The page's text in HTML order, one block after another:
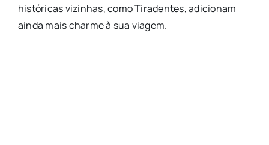
históricas vizinhas, como Tiradentes, adicionam
ainda mais charme à sua viagem.